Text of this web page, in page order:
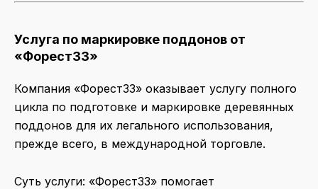
Услуга по маркировке поддонов от
«Форест33»
Компания «Форест33» оказывает услугу полного
цикла по подготовке и маркировке деревянных
поддонов для их легального использования,
прежде всего, в международной торговле.
Суть услуги: «Форест33» помогает